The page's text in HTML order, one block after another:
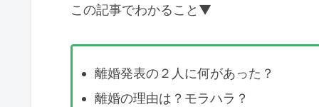
この記事でわかること▼
離婚発表の２人に何があった？
離婚の理由は？モラハラ？